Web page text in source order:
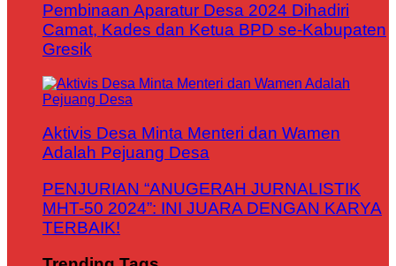
Pembinaan Aparatur Desa 2024 Dihadiri
Camat, Kades dan Ketua BPD se-Kabupaten
Gresik
Aktivis Desa Minta Menteri dan Wamen
Adalah Pejuang Desa
PENJURIAN “ANUGERAH JURNALISTIK
MHT-50 2024”: INI JUARA DENGAN KARYA
TERBAIK!